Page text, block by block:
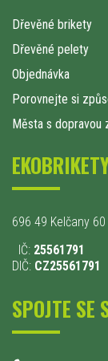
Dřevěné brikety
Dřevěné pelety
Objednávka
Porovnejte si
Města s dopravou
696 49 Kelčany 60
IČ: 25561791
DIČ: CZ25561791
SPOJTE SE